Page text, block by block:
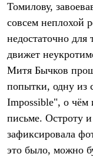
Брюки
Термобелье
Теплое термобелье
Легкое термобелье
Лёгкая одежда
Футболки
Толстовки
Брюки
Шорты
Женская одежда
Утепленная пухом
Томилову,
совсем неплохой
недостаточно для
движет
Митя Бычков
попытки, одну из
Impossible", о
письме. Остроту
зафиксировала
это было, можно